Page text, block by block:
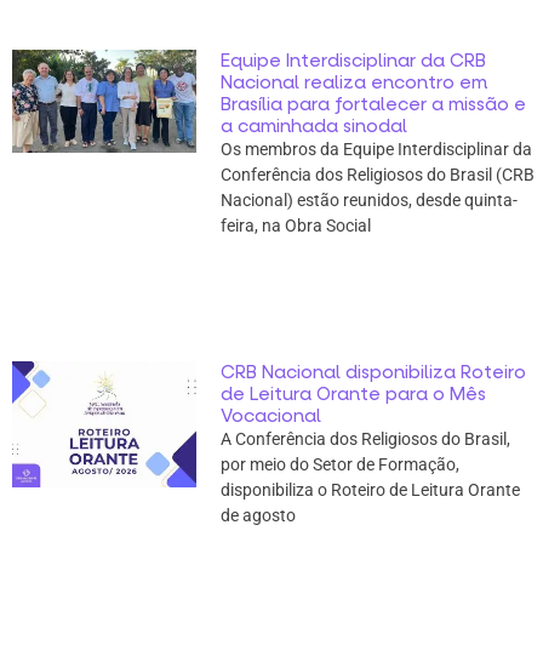
Equipe Interdisciplinar da CRB
Nacional realiza encontro em
Brasília para fortalecer a missão e
a caminhada sinodal
Os membros da Equipe Interdisciplinar da
Conferência dos Religiosos do Brasil (CRB
Nacional) estão reunidos, desde quinta-
feira, na Obra Social
CRB Nacional disponibiliza Roteiro
de Leitura Orante para o Mês
Vocacional
A Conferência dos Religiosos do Brasil,
por meio do Setor de Formação,
disponibiliza o Roteiro de Leitura Orante
de agosto